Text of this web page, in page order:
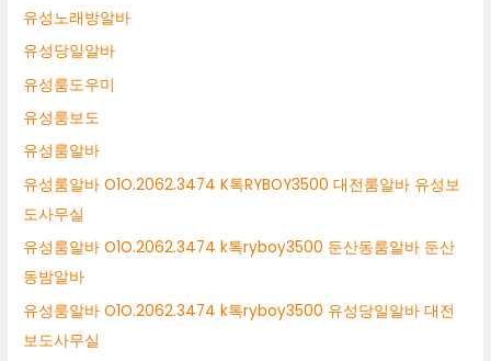
유성노래방알바
유성당일알바
유성룸도우미
유성룸보도
유성룸알바
유성룸알바 O1O.2062.3474 K톡RYBOY3500 대전룸알바 유성보
도사무실
유성룸알바 O1O.2062.3474 k톡ryboy3500 둔산동룸알바 둔산
동밤알바
유성룸알바 O1O.2062.3474 k톡ryboy3500 유성당일알바 대전
보도사무실